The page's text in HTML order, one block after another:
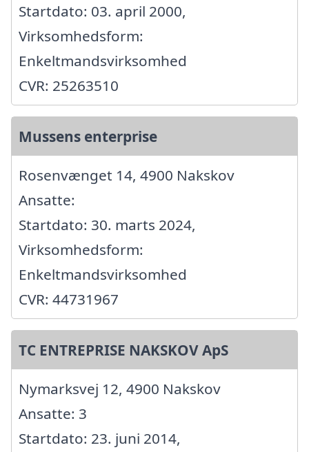
Startdato: 03. april 2000,
Virksomhedsform:
Enkeltmandsvirksomhed
CVR: 25263510
Mussens enterprise
Rosenvænget 14, 4900 Nakskov
Ansatte:
Startdato: 30. marts 2024,
Virksomhedsform:
Enkeltmandsvirksomhed
CVR: 44731967
TC ENTREPRISE NAKSKOV ApS
Nymarksvej 12, 4900 Nakskov
Ansatte: 3
Startdato: 23. juni 2014,